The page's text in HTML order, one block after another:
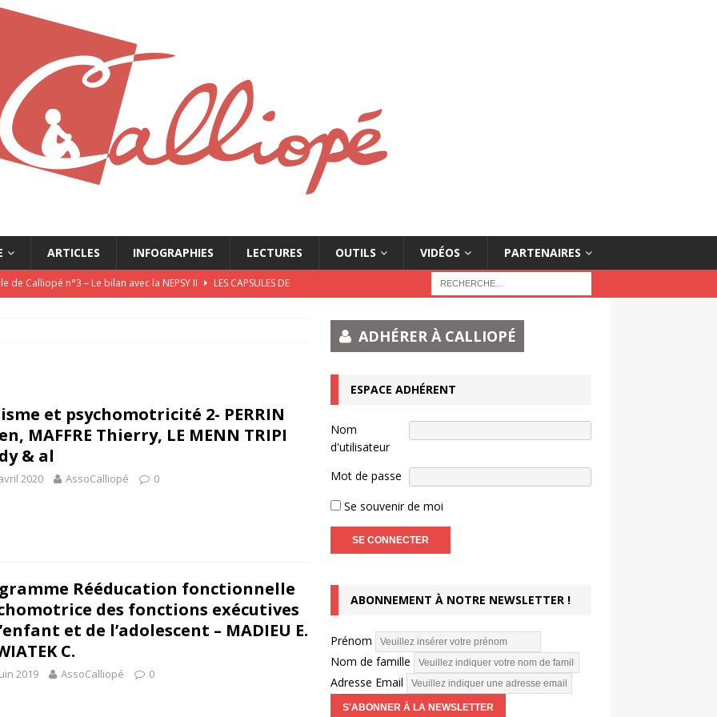
ARTICLES INFOGRAPHIES LECTURES OUTILS VIDÉOS PARTENAIRES
de Calliopé n°3 – Le bilan avec la NEPSY II
LES CAPSULES DE
vidéo n°2 – l’entretien motivationnel
NON CLASSÉ
– Accompagnement de l’enfant dyspraxique (TDC) en
LIVE
et psychomotricité 2- PERRIN
MAFFRE Thierry, LE MENN TRIPI
& al
2020 AssoCalliopé 0
Rééducation fonctionnelle
des fonctions exécutives
et de l’adolescent – MADIEU E.
C.
2019 AssoCalliopé 0
ADHÉRER À CALLIOPÉ
ESPACE ADHÉRENT
Nom
d'utilisateur
Mot de passe
Se souvenir de moi
ABONNEMENT À NOTRE NEWSLETTER !
Prénom
Nom de famille
Adresse Email